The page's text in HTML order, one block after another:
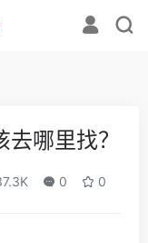
哪里找？
0 0